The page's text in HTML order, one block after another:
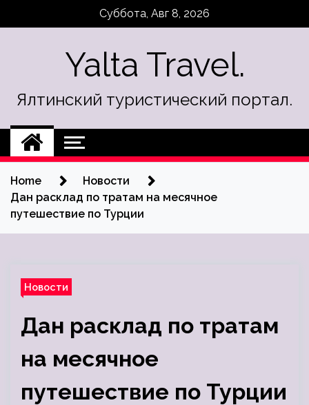
Суббота, Авг 8, 2026
Yalta Travel.
Ялтинский туристический портал.
Home
Новости
Дан расклад по тратам на месячное
путешествие по Турции
Новости
Дан расклад по тратам
на месячное
путешествие по Турции